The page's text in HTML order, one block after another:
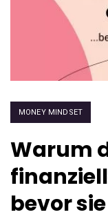
MONEY MINDSET
Warum
bevor